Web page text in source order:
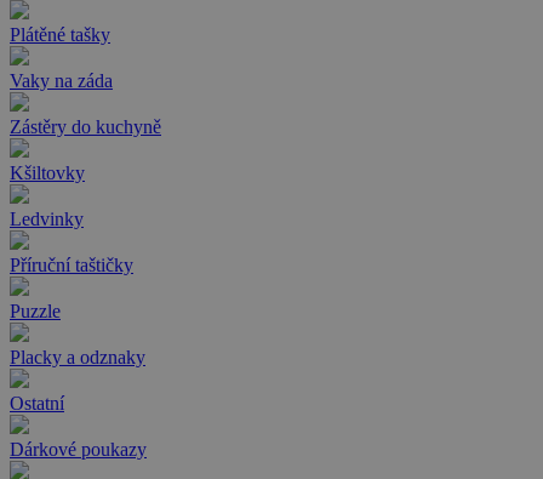
Plátěné tašky
Vaky na záda
Zástěry do kuchyně
Kšiltovky
Ledvinky
Příruční taštičky
Puzzle
Placky a odznaky
Ostatní
Dárkové poukazy